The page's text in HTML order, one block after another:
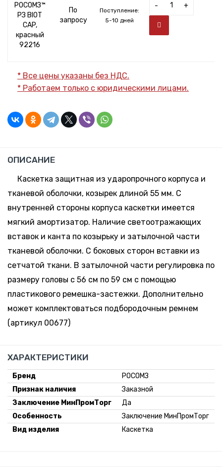
РОСОМЗ™
РЗ BIOT
CAP,
красный
92216
По
запросу
Поступление:
5-10 дней
- +
* Все цены указаны без НДС.
* Работаем только с юридическими лицами.
ОПИСАНИЕ
Каскетка защитная из ударопрочного корпуса и
тканевой оболочки, козырек длиной 55 мм. С
внутренней стороны корпуса каскетки имеется
мягкий амортизатор. Наличие светоотражающих
вставок и канта по козырьку и затылочной части
тканевой оболочки. С боковых сторон вставки из
сетчатой ткани. В затылочной части регулировка по
размеру головы с 56 см по 59 см с помощью
пластикового ремешка-застежки. Дополнительно
может комплектоваться подбородочным ремнем
(артикул 00677)
ХАРАКТЕРИСТИКИ
Бренд
РОСОМЗ
Признак наличия
Заказной
Заключение МинПромТорг
Да
Особенность
Заключение МинПромТорг
Вид изделия
Каскетка